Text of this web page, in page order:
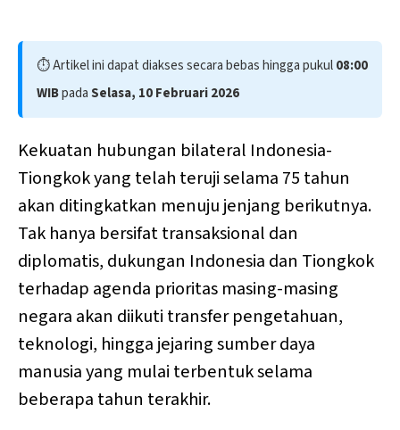
⏱️ Artikel ini dapat diakses secara bebas hingga pukul08:00
WIBpadaSelasa, 10 Februari 2026
Kekuatan hubungan bilateral Indonesia-
Tiongkok yang telah teruji selama 75 tahun
akan ditingkatkan menuju jenjang berikutnya.
Tak hanya bersifat transaksional dan
diplomatis, dukungan Indonesia dan Tiongkok
terhadap agenda prioritas masing-masing
negara akan diikuti transfer pengetahuan,
teknologi, hingga jejaring sumber daya
manusia yang mulai terbentuk selama
beberapa tahun terakhir.